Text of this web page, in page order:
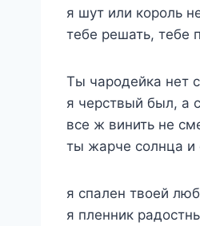
я шут или король
тебе решать, тебе
Ты чародейка нет
я черствый был, а
все ж винить не
ты жарче солнца и
я спален твоей
я пленник